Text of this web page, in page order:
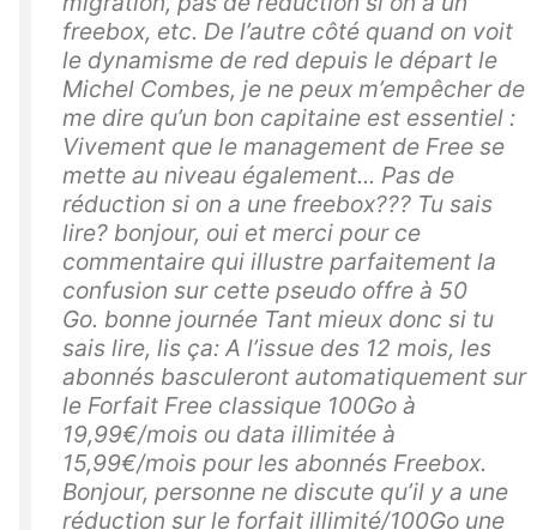
freebox, etc. De l’autre côté quand on voit
le dynamisme de red depuis le départ le
Michel Combes, je ne peux m’empêcher de
me dire qu’un bon capitaine est essentiel :
Vivement que le management de Free se
mette au niveau également... Pas de
réduction si on a une freebox??? Tu sais
lire? bonjour, oui et merci pour ce
commentaire qui illustre parfaitement la
confusion sur cette pseudo offre à 50
Go. bonne journée Tant mieux donc si tu
sais lire, lis ça: A l’issue des 12 mois, les
abonnés basculeront automatiquement sur
le Forfait Free classique 100Go à
19,99€/mois ou data illimitée à
15,99€/mois pour les abonnés Freebox.
Bonjour, personne ne discute qu’il y a une
réduction sur le forfait illimité/100Go une